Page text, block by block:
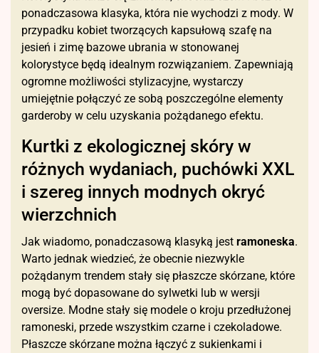
ponadczasowa klasyka, która nie wychodzi z mody. W
przypadku kobiet tworzących kapsułową szafę na
jesień i zimę bazowe ubrania w stonowanej
kolorystyce będą idealnym rozwiązaniem. Zapewniają
ogromne możliwości stylizacyjne, wystarczy
umiejętnie połączyć ze sobą poszczególne elementy
garderoby w celu uzyskania pożądanego efektu.
Kurtki z ekologicznej skóry w
różnych wydaniach, puchówki XXL
i szereg innych modnych okryć
wierzchnich
Jak wiadomo, ponadczasową klasyką jest ramoneska.
Warto jednak wiedzieć, że obecnie niezwykle
pożądanym trendem stały się płaszcze skórzane, które
mogą być dopasowane do sylwetki lub w wersji
oversize. Modne stały się modele o kroju przedłużonej
ramoneski, przede wszystkim czarne i czekoladowe.
Płaszcze skórzane można łączyć z sukienkami i